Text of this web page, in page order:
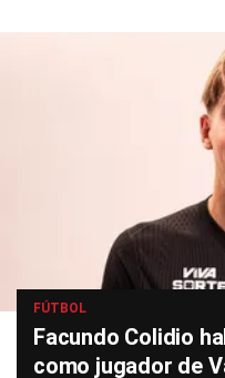
FÚTBOL
Facundo Colidio
como jugador de